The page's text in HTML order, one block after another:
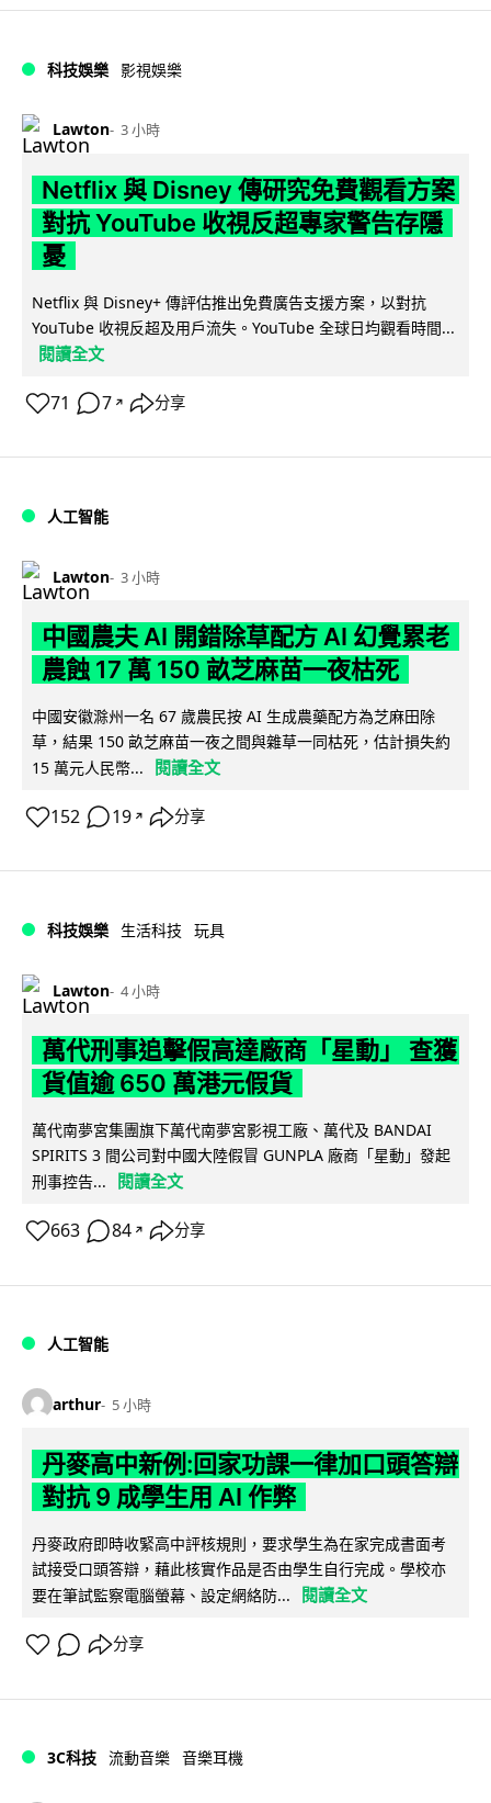
科技娛樂 影視娛樂
Lawton 3 小時
Netflix 與 Disney 傳研究免費觀看方案
對抗 YouTube 收視反超專家警告存隱
憂
Netflix 與 Disney+ 傳評估推出免費廣告支援方案，以對抗
YouTube 收視反超及用戶流失。YouTube 全球日均觀看時間...
閱讀全文
71 7 ↗ 分享
人工智能
Lawton 3 小時
中國農夫 AI 開錯除草配方 AI 幻覺累老
農蝕 17 萬 150 畝芝麻苗一夜枯死
中國安徽滁州一名 67 歲農民按 AI 生成農藥配方為芝麻田除
草，結果 150 畝芝麻苗一夜之間與雜草一同枯死，估計損失約
15 萬元人民幣...
閱讀全文
152 19 ↗ 分享
科技娛樂 生活科技 玩具
Lawton 4 小時
萬代刑事追擊假高達廠商「星動」 查獲
貨值逾 650 萬港元假貨
萬代南夢宮集團旗下萬代南夢宮影視工廠、萬代及 BANDAI
SPIRITS 3 間公司對中國大陸假冒 GUNPLA 廠商「星動」發起
刑事控告...
閱讀全文
663 84 ↗ 分享
人工智能
arthur 5 小時
丹麥高中新例:回家功課一律加口頭答辯
對抗 9 成學生用 AI 作弊
丹麥政府即時收緊高中評核規則，要求學生為在家完成書面考
試接受口頭答辯，藉此核實作品是否由學生自行完成。學校亦
要在筆試監察電腦螢幕、設定網絡防...
閱讀全文
分享
3C科技 流動音樂 音樂耳機